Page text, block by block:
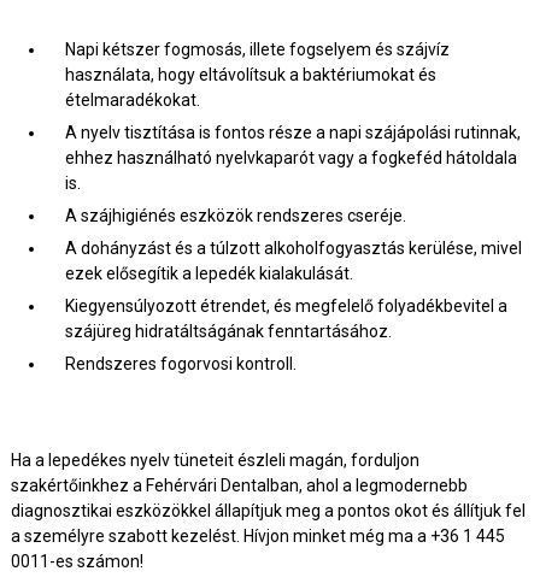
Napi kétszer fogmosás, illete fogselyem és szájvíz
használata, hogy eltávolítsuk a baktériumokat és
ételmaradékokat.
A nyelv tisztítása is fontos része a napi szájápolási rutinnak,
ehhez használható nyelvkaparót vagy a fogkeféd hátoldala
is.
A szájhigiénés eszközök rendszeres cseréje.
A dohányzást és a túlzott alkoholfogyasztás kerülése, mivel
ezek elősegítik a lepedék kialakulását.
Kiegyensúlyozott étrendet, és megfelelő folyadékbevitel a
szájüreg hidratáltságának fenntartásához.
Rendszeres fogorvosi kontroll.
Ha a lepedékes nyelv tüneteit észleli magán, forduljon
szakértőinkhez a Fehérvári Dentalban, ahol a legmodernebb
diagnosztikai eszközökkel állapítjuk meg a pontos okot és állítjuk fel
a személyre szabott kezelést. Hívjon minket még ma a +36 1 445
0011-es számon!